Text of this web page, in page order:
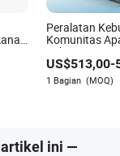
Peralatan
Komunitas
Kekuatan
CE Penjual
2026 Edisi
Lat/Rendah
US$513,00-
1 Bagian (MOQ)
ini —